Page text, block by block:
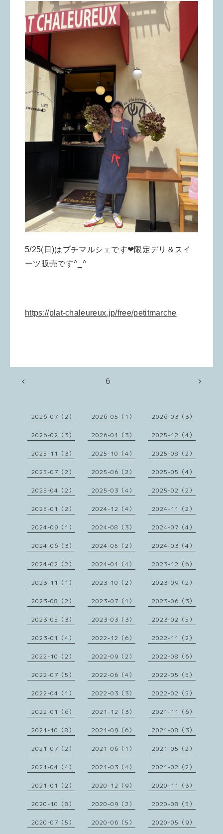
5/25(日)はプチマルシェです❤︎限定デリ＆スイ
ーツ販売です^_^
https://plat-chaleureux.jp/free/petitmarche
6
2026-07（2） 2026-05（1） 2026-03（3）
2026-02（3） 2026-01（3） 2025-12（4）
2025-11（3） 2025-10（4） 2025-08（2）
2025-07（2） 2025-06（2） 2025-05（4）
2025-04（2） 2025-03（4） 2025-02（2）
2025-01（2） 2024-12（4） 2024-11（2）
2024-09（1） 2024-08（3） 2024-07（4）
2024-06（3） 2024-05（2） 2024-03（4）
2024-02（2） 2024-01（4） 2023-12（6）
2023-11（1） 2023-10（2） 2023-09（2）
2023-08（2） 2023-07（1） 2023-06（3）
2023-05（3） 2023-03（3） 2023-02（5）
2023-01（4） 2022-12（6） 2022-11（2）
2022-10（2） 2022-09（2） 2022-08（6）
2022-07（5） 2022-06（4） 2022-05（5）
2022-04（1） 2022-03（3） 2022-02（5）
2022-01（6） 2021-12（3） 2021-11（6）
2021-10（8） 2021-09（6） 2021-08（3）
2021-07（2） 2021-06（1） 2021-05（2）
2021-04（4） 2021-03（4） 2021-02（2）
2021-01（2） 2020-12（9） 2020-11（3）
2020-10（8） 2020-09（2） 2020-08（5）
2020-07（5） 2020-06（5） 2020-05（9）